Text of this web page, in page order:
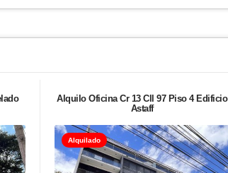
Alquilo Oficina Cr 13 Cll 97 Piso 4 Edificio
Astaff
Alquilado